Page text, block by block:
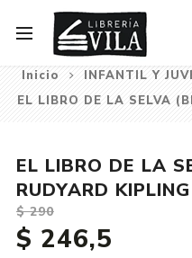
Inicio INFANTIL Y
EL LIBRO DE LA SELVA
EL LIBRO DE LA
RUDYARD KIPLING
$ 290
$ 246,5